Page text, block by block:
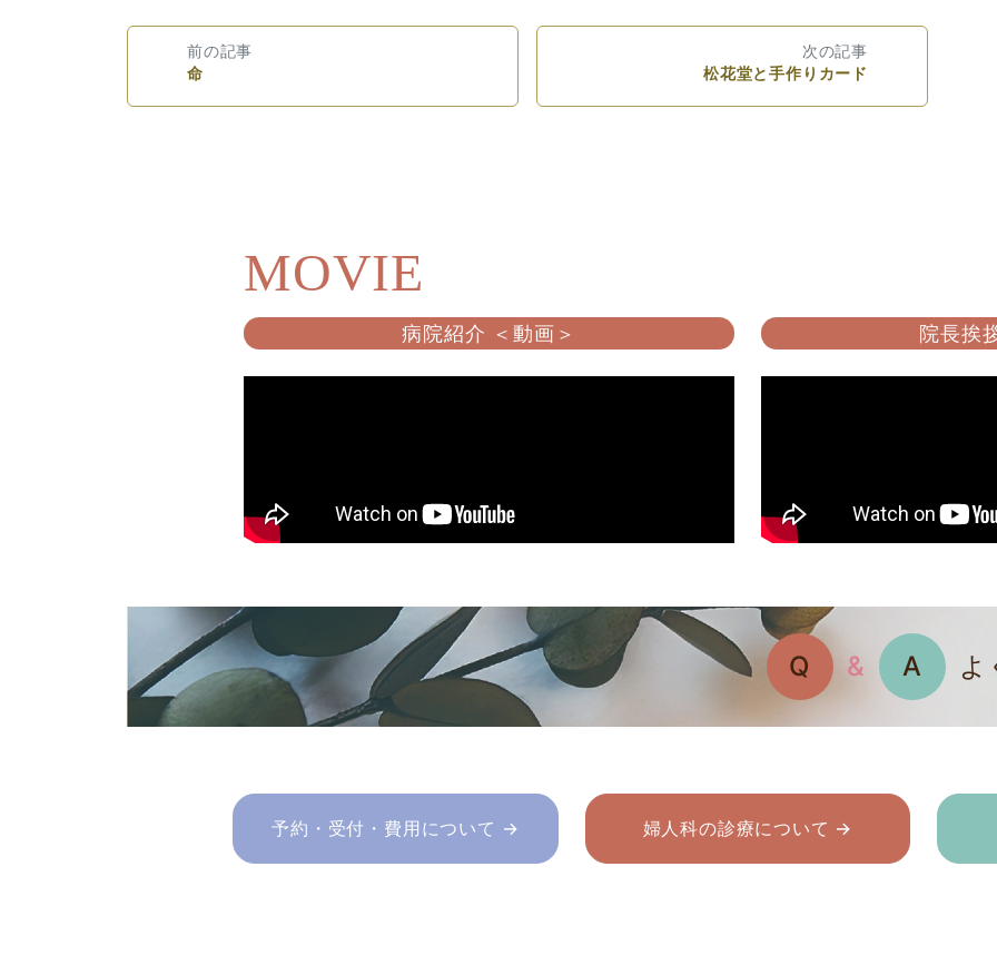
前の記事
命
次の記事
松花堂と手作りカード
MOVIE
病院紹介 ＜動画＞ 院長挨
Q & A よ
予約・受付・費用について → 婦人科の診療について →